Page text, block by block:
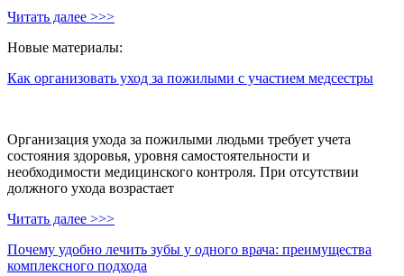
Читать далее >>>
Новые материалы:
Как организовать уход за пожилыми с участием медсестры
Организация ухода за пожилыми людьми требует учета
состояния здоровья, уровня самостоятельности и
необходимости медицинского контроля. При отсутствии
должного ухода возрастает
Читать далее >>>
Почему удобно лечить зубы у одного врача: преимущества
комплексного подхода